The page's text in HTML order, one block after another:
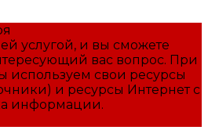
услугой, и вы сможете
вас вопрос. При
используем свои ресурсы
и ресурсы Интернет с
информации.